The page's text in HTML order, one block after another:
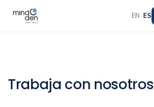
EN · ES
Trabaja con nosotros